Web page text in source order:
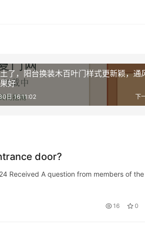
了，阳台换装木百叶门样式更新颖，通
好
下
日 16:11:02
door?
Received A question from members of the
16 0